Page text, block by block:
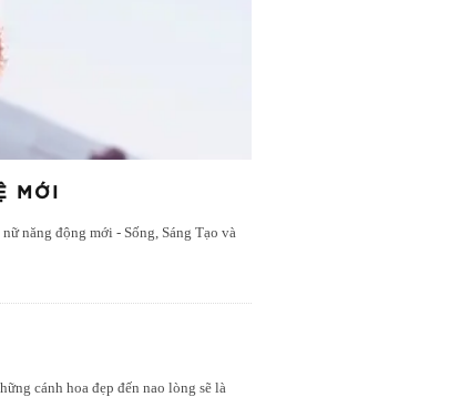
MỚI
năng động mới - Sống, Sáng Tạo và
cánh hoa đẹp đến nao lòng sẽ là